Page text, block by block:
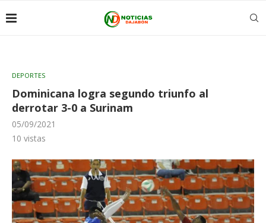
DEPORTES
Dominicana logra segundo triunfo al
derrotar 3-0 a Surinam
05/09/2021
10 vistas